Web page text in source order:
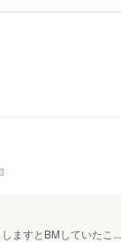
ますとBMしていたこ...